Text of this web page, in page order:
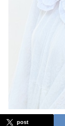
post